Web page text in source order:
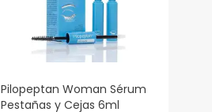
Pilopeptan Woman Sérum
Pestañas y Cejas 6ml